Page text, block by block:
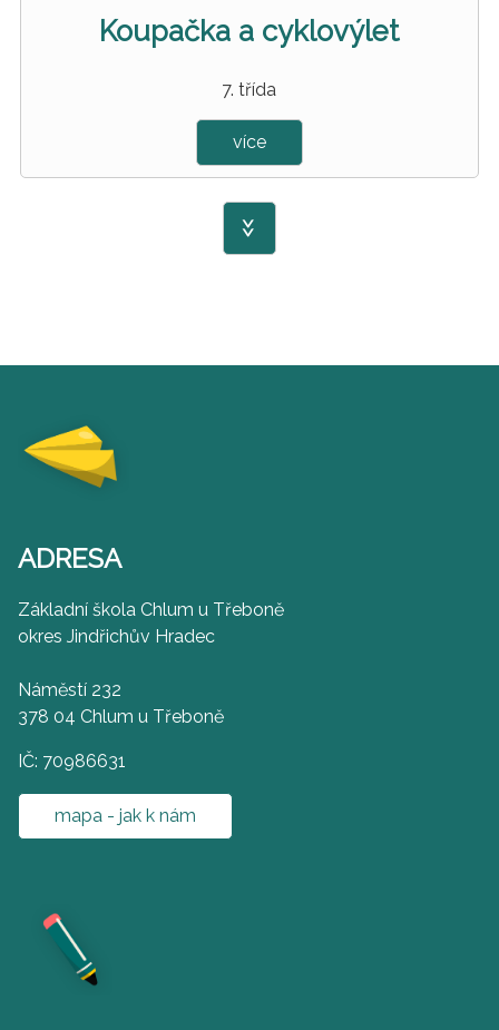
Koupačka a cyklovýlet
7. třída
více
>>
ADRESA
Základní škola Chlum u Třeboně
okres Jindřichův Hradec
Náměstí 232
378 04 Chlum u Třeboně
IČ: 70986631
mapa - jak k nám